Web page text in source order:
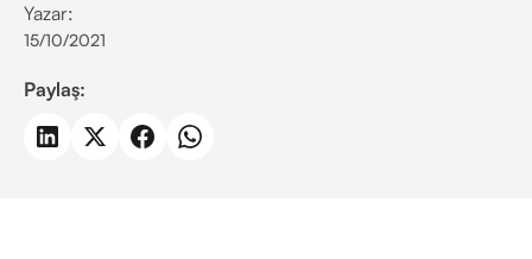
Yazar:
15/10/2021
Paylaş: